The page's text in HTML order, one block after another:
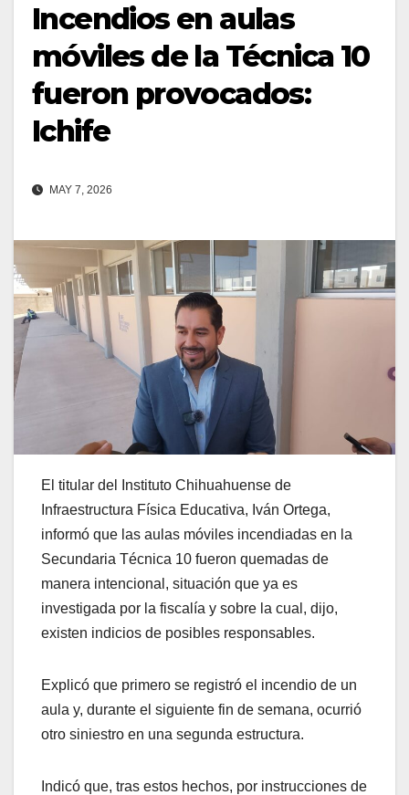
Incendios en aulas
móviles de la Técnica 10
fueron provocados:
Ichife
MAY 7, 2026
El titular del Instituto Chihuahuense de
Infraestructura Física Educativa, Iván Ortega,
informó que las aulas móviles incendiadas en la
Secundaria Técnica 10 fueron quemadas de
manera intencional, situación que ya es
investigada por la fiscalía y sobre la cual, dijo,
existen indicios de posibles responsables.
Explicó que primero se registró el incendio de un
aula y, durante el siguiente fin de semana, ocurrió
otro siniestro en una segunda estructura.
Indicó que, tras estos hechos, por instrucciones de